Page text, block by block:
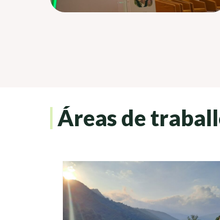
Áreas de